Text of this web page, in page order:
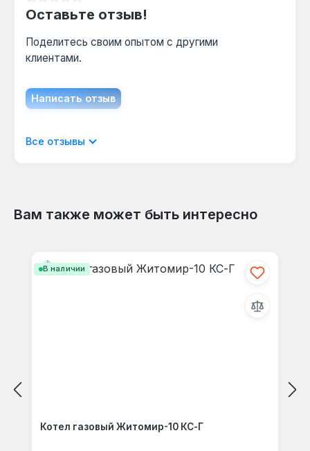
Оставьте отзыв!
Поделитесь своим опытом с другими
клиентами.
Написать отзыв
Отображать отзывы только на текущем
Все отзывы
Вам также может быть интересно
В наличии
Котел газовый Житомир-10 КС-Г